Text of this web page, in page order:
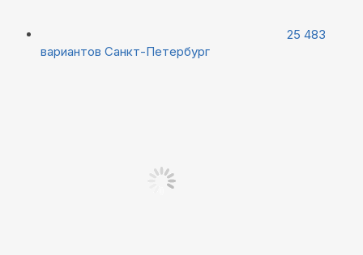
25 483
вариантов Санкт-Петербург